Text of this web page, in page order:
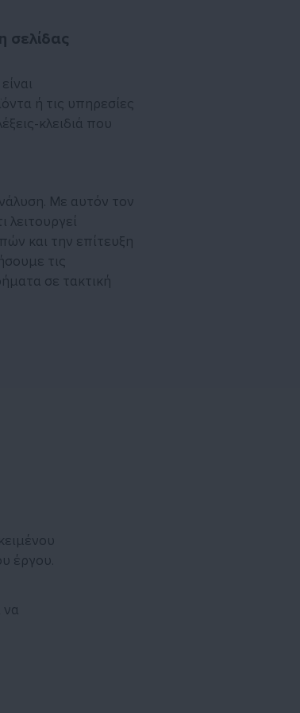
σελίδας
ή τις υπηρεσίες
κλειδιά που
Με αυτόν τον
και την επίτευξη
τις
σε τακτική
έργου.
να